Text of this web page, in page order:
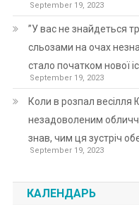
September 19, 2023
”У вас не знайдеться
сльозами на очах
стало початком нової
September 19, 2023
Коли в розпал весілля
незадоволеним
знав, чим ця зустріч
September 19, 2023
КАЛЕНДАРЬ